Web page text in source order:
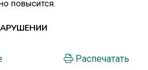
повысится.
Распечатать